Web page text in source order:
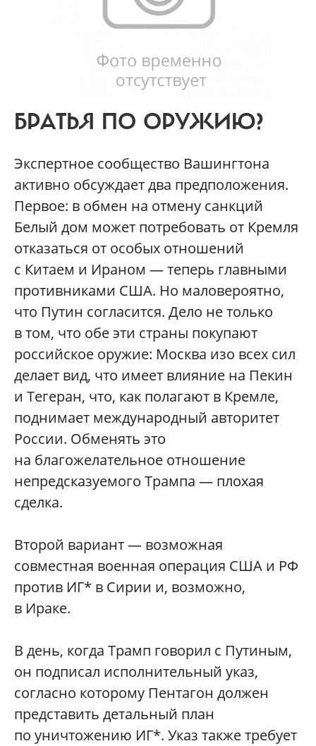
БРАТЬЯ ПО ОРУЖИЮ?
Экспертное сообщество Вашингтона
активно обсуждает два предположения.
Первое: в обмен на отмену санкций
Белый дом может потребовать от Кремля
отказаться от особых отношений
с Китаем и Ираном — теперь главными
противниками США. Но маловероятно,
что Путин согласится. Дело не только
в том, что обе эти страны покупают
российское оружие: Москва изо всех сил
делает вид, что имеет влияние на Пекин
и Тегеран, что, как полагают в Кремле,
поднимает международный авторитет
России. Обменять это
на благожелательное отношение
непредсказуемого Трампа — плохая
сделка.
Второй вариант — возможная
совместная военная операция США и РФ
против ИГ* в Сирии и, возможно,
в Ираке.
В день, когда Трамп говорил с Путиным,
он подписал исполнительный указ,
согласно которому Пентагон должен
представить детальный план
по уничтожению ИГ*. Указ также требует